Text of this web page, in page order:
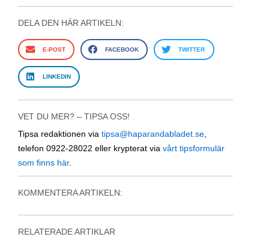
DELA DEN HÄR ARTIKELN:
E-POST FACEBOOK TWITTER
LINKEDIN
VET DU MER? – TIPSA OSS!
Tipsa redaktionen via tipsa@haparandabladet.se
telefon 0922-28022 eller krypterat via vårt tipsformulär
som finns här.
KOMMENTERA ARTIKELN:
RELATERADE ARTIKLAR